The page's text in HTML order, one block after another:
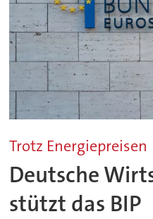
Trotz Energiepreisen
Deutsche
stützt das BIP